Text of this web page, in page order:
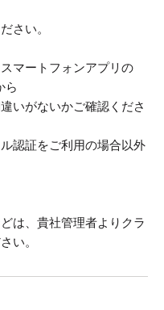
さい。
マートフォンアプリの
ら
いがないかご確認くださ
認証をご利用の場合以外
は、貴社管理者よりクラ
い。